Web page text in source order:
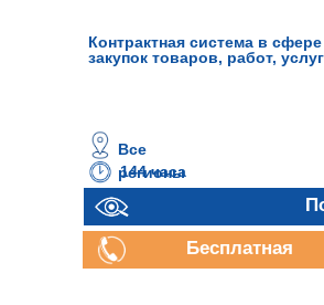
Контрактная система в сфере
закупок товаров, работ, услуг
144 часа
Все
регионы
Бесплатная